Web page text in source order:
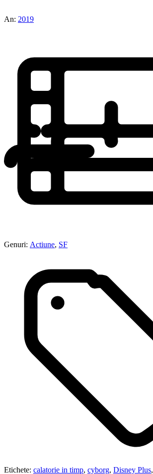
An: 2019
Genuri: Actiune, SF
Etichete: calatorie in timp, cyborg, Disney Plus,